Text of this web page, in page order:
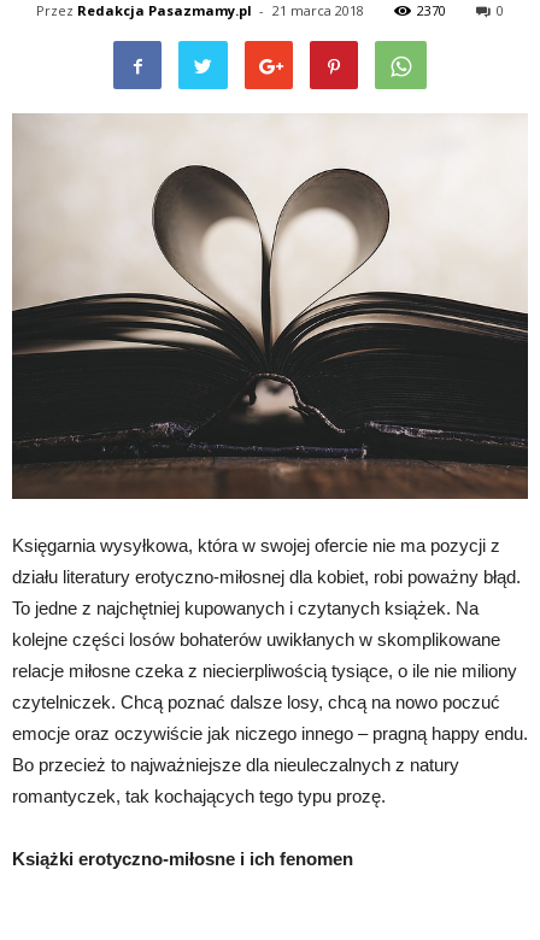
Przez Redakcja Pasazmamy.pl - 21 marca 2018 2370 0
Księgarnia wysyłkowa, która w swojej ofercie nie ma pozycji z
działu literatury erotyczno-miłosnej dla kobiet, robi poważny błąd.
To jedne z najchętniej kupowanych i czytanych książek. Na
kolejne części losów bohaterów uwikłanych w skomplikowane
relacje miłosne czeka z niecierpliwością tysiące, o ile nie miliony
czytelniczek. Chcą poznać dalsze losy, chcą na nowo poczuć
emocje oraz oczywiście jak niczego innego – pragną happy endu.
Bo przecież to najważniejsze dla nieuleczalnych z natury
romantyczek, tak kochających tego typu prozę.
Książki erotyczno-miłosne i ich fenomen